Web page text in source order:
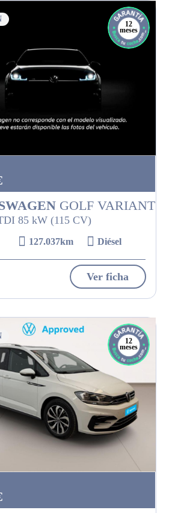
12
meses
GOLF VARIANT
85 kW (115 CV)
127.037km Diésel
Ver ficha
12
meses